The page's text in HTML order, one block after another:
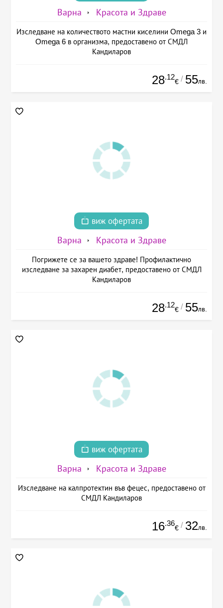
Варна Красота и Здраве
Изследване на количеството мастни киселини Omega 3 и
Omega 6 в организма, предоставено от СМДЛ
Кандиларов
28.12
€ / 55лв.
виж офертата
Варна Красота и Здраве
Погрижете се за вашето здраве! Профилактично
изследване за захарен диабет, предоставено от СМДЛ
Кандиларов
28.12
€ / 55лв.
виж офертата
Варна Красота и Здраве
Изследване на калпротектин във фецес, предоставено от
СМДЛ Кандиларов
16.36
€ / 32лв.